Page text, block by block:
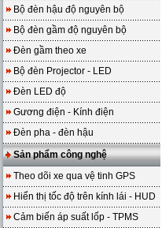
Bộ đèn hậu độ nguyên bộ
Bộ đèn gầm độ nguyên bộ
Đèn gầm theo xe
Bộ đèn Projector - LED
Đèn LED độ
Gương điện - Kính điện
Đèn pha - đèn hậu
Sản phẩm công nghệ
Theo dõi xe qua vệ tinh GPS
Hiển thị tốc độ trên kính lái - HUD
Cảm biến áp suất lốp - TPMS